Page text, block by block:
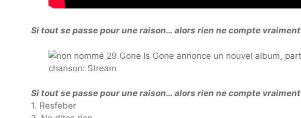
Si tout se passe pour une raison… alors rien ne compte vraiment
Si tout se passe pour une raison… alors rien ne compte vraiment
1. Resfeber